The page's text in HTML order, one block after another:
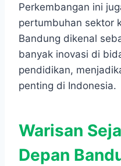
Perkembangan ini
pertumbuhan sektor
Bandung dikenal
banyak inovasi di
pendidikan,
penting di Indonesia.
Warisan
Depan